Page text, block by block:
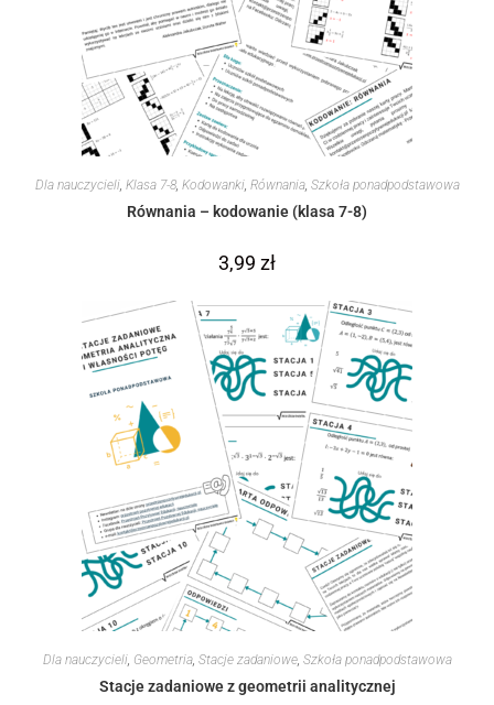
Dla nauczycieli, Klasa 7-8, Kodowanki, Równania, Szkoła ponadpodstawowa
Równania – kodowanie (klasa 7-8)
3,99 zł
Dla nauczycieli, Geometria, Stacje zadaniowe, Szkoła ponadpodstawowa
Stacje zadaniowe z geometrii analitycznej